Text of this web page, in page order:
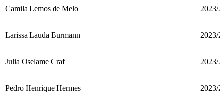
Camila Lemos de Melo 2023/
Larissa Lauda Burmann 2023/
Julia Oselame Graf 2023/
Pedro Henrique Hermes 2023/